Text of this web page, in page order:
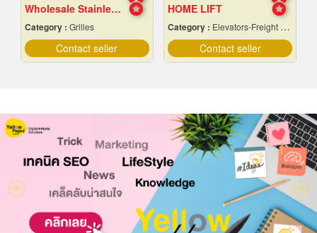
Wholesale Stainless Steel Wire Netting
Category : Grilles
Contact seller
HOME LIFT
Category : Elevators-Freight & Passenger
Contact seller